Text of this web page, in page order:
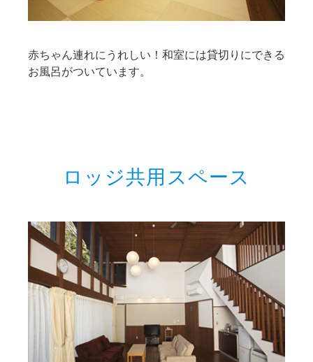
赤ちゃん連れにうれしい！和室には貸切りにできる
お風呂がついています。
ロッジ共用スペース